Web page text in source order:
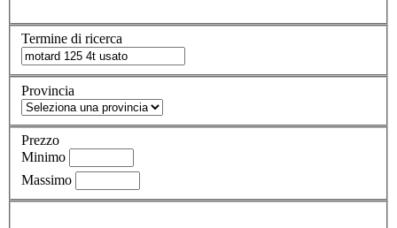
Termine di ricerca
Provincia
Prezzo
Minimo
Massimo